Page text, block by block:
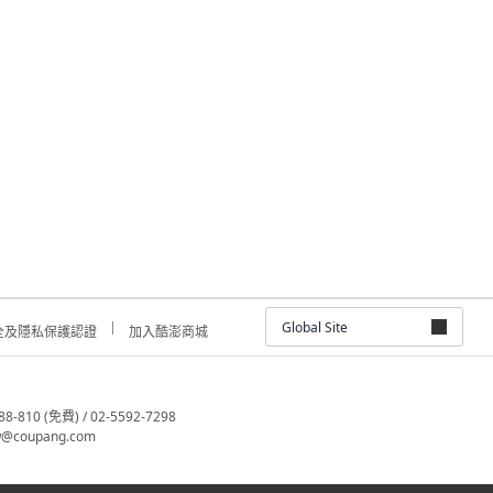
及隱私保護認證 加入酷澎商城 Global Site
810 (免費) / 02-5592-7298